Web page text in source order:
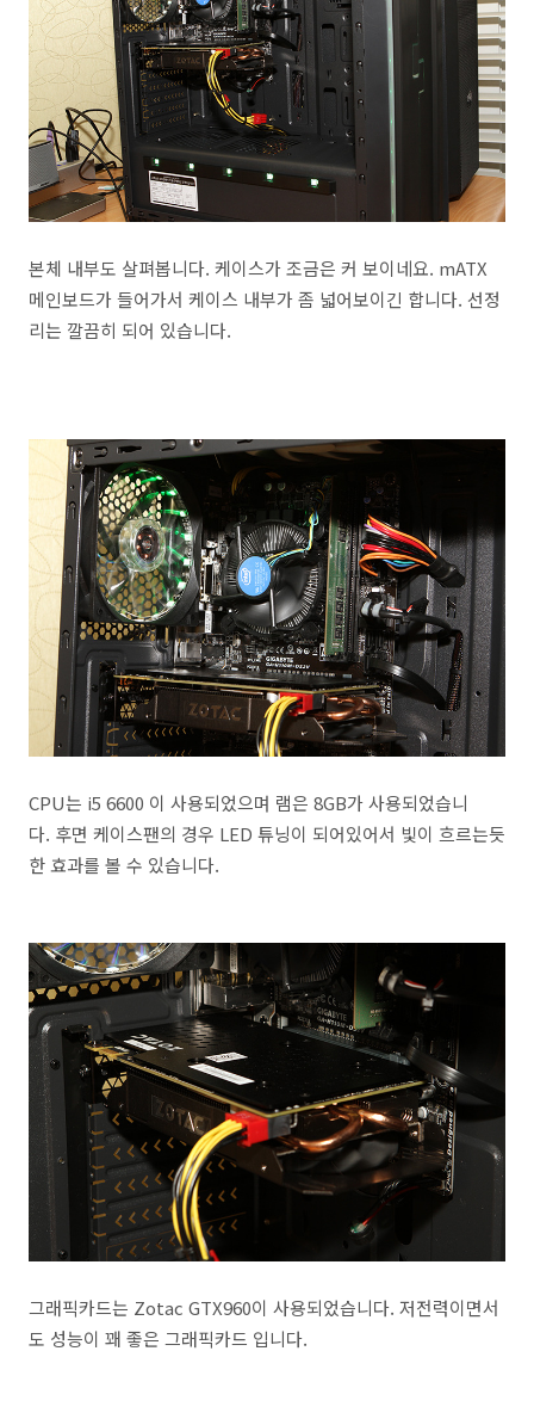
본체 내부도 살펴봅니다. 케이스가 조금은 커 보이네요. mATX
메인보드가 들어가서 케이스 내부가 좀 넓어보이긴 합니다. 선정
리는 깔끔히 되어 있습니다.
CPU는 i5 6600 이 사용되었으며 램은 8GB가 사용되었습니
다. 후면 케이스팬의 경우 LED 튜닝이 되어있어서 빛이 흐르는듯
한 효과를 볼 수 있습니다.
그래픽카드는 Zotac GTX960이 사용되었습니다. 저전력이면서
도 성능이 꽤 좋은 그래픽카드 입니다.